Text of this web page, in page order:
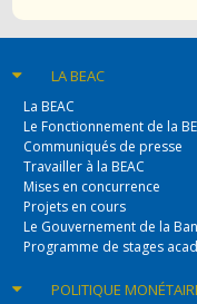
LA BEAC
La BEAC
Le Fonctionnement de la
Communiqués de presse
Travailler à la BEAC
Mises en concurrence
Projets en cours
Le Gouvernement de la
Programme de stages
POLITIQUE